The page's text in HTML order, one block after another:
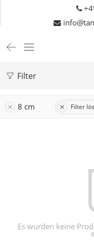
Filter
8 cm Filter
Es wurden keine